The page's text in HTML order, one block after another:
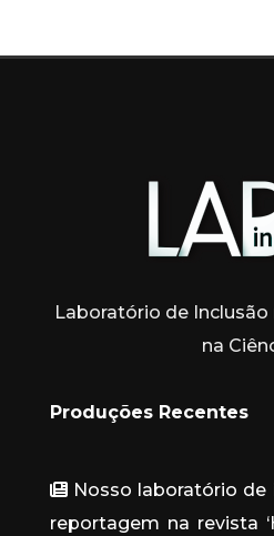
Laboratório de
na
Produções Recentes
Nosso laboratório
reportagem na revista